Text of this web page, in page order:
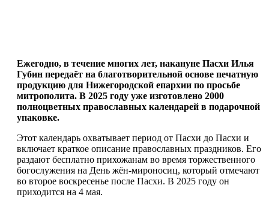
Ежегодно, в течение многих лет, накануне Пасхи Илья
Губин передаёт на благотворительной основе печатную
продукцию для Нижегородской епархии по просьбе
митрополита. В 2025 году уже изготовлено 2000
полноцветных православных календарей в подарочной
упаковке.
Этот календарь охватывает период от Пасхи до Пасхи и
включает краткое описание православных праздников. Его
раздают бесплатно прихожанам во время торжественного
богослужения на День жён-мироносиц, который отмечают
во второе воскресенье после Пасхи. В 2025 году он
приходится на 4 мая.